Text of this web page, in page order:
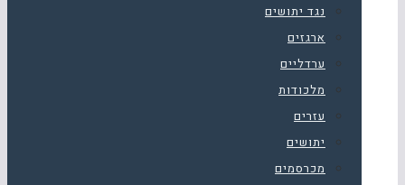
נגד יתושים
ארגזים
ערדליים
מלכודות
עזרים
יתושים
מכרסמים